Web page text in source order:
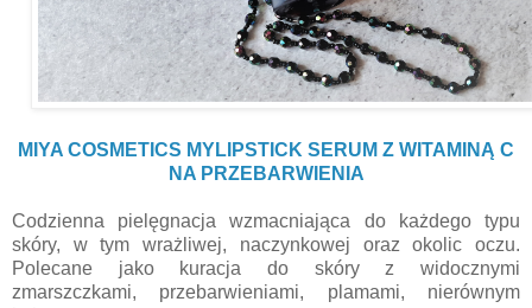
MIYA COSMETICS MYLIPSTICK SERUM Z WITAMINĄ C
NA PRZEBARWIENIA
Codzienna pielęgnacja wzmacniająca do każdego typu
skóry, w tym wrażliwej, naczynkowej oraz okolic oczu.
Polecane jako kuracja do skóry z widocznymi
zmarszczkami, przebarwieniami, plamami, nierównym